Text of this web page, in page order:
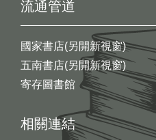
流通管道
國家書店(另開新視窗)
五南書店(另開新視窗)
寄存圖書館
相關連結